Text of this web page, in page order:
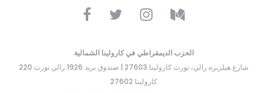
الحزب الديمقراطي في كارولينا الشمالية
220 شارع هيلزبره رالي، نورث كارولينا 27603 | صندوق بريد 1926 رالي نورث
كارولينا 27602